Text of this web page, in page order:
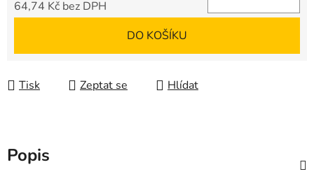
64,74 Kč bez DPH
DO KOŠÍKU
Tisk Zeptat se Hlídat
Popis